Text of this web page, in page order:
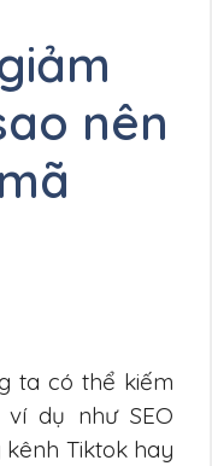
nên
ta có thể kiếm
dụ như SEO
Tiktok hay